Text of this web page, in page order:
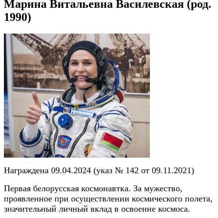
Марина Витальевна Василевская (род.
1990)
Награждена 09.04.2024 (указ № 142 от 09.11.2021)
Первая белорусская космонавтка. За мужество,
проявленное при осуществлении космического полета,
значительный личный вклад в освоение космоса.